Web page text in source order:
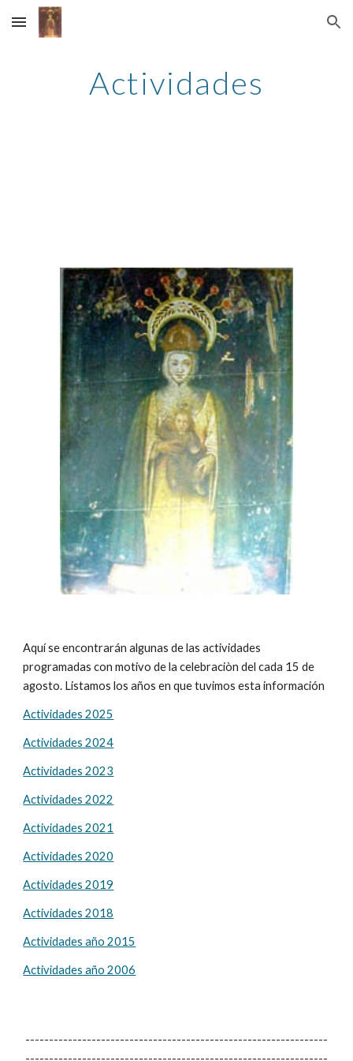
Skip to main content Skip to navigation
Actividades
Aquí se encontrarán algunas de las actividades
programadas con motivo de la celebraciòn del cada 15 de
agosto. Listamos los años en que tuvimos esta información
Actividades 2025
Actividades 2024
Actividades 2023
Actividades 2022
Actividades 2021
Actividades 2020
Actividades 2019
Actividades 2018
Actividades año 2015
Actividades año 2006
----------------------------------------------------------------
----------------------------------------------------------------